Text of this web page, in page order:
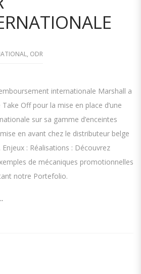
, ODR
internationale Marshall a
Off pour la mise en place d’une
sur sa gamme d’enceintes
en avant chez le distributeur belge
Enjeux : Réalisations : Découvrez
de mécaniques promotionnelles
notre Portefolio.